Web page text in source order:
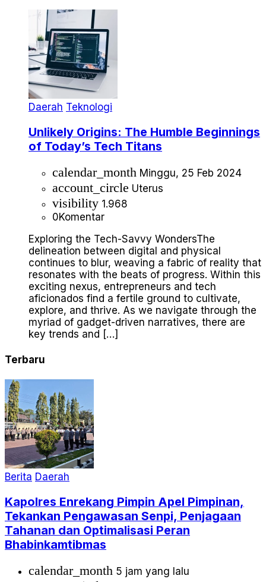
Daerah Teknologi
Unlikely Origins: The Humble Beginnings
of Today’s Tech Titans
calendar_month Minggu, 25 Feb 2024
account_circle Uterus
visibility 1.968
0Komentar
Exploring the Tech-Savvy WondersThe
delineation between digital and physical
continues to blur, weaving a fabric of reality that
resonates with the beats of progress. Within this
exciting nexus, entrepreneurs and tech
aficionados find a fertile ground to cultivate,
explore, and thrive. As we navigate through the
myriad of gadget-driven narratives, there are
key trends and […]
Terbaru
Berita Daerah
Kapolres Enrekang Pimpin Apel Pimpinan,
Tekankan Pengawasan Senpi, Penjagaan
Tahanan dan Optimalisasi Peran
Bhabinkamtibmas
calendar_month 5 jam yang lalu